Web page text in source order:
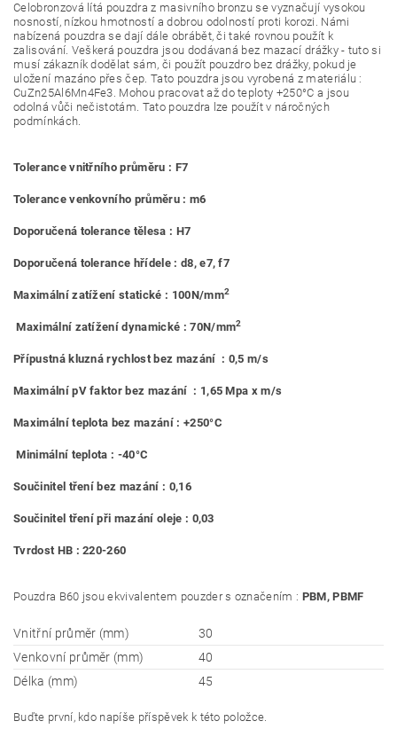
Celobronzová lítá pouzdra z masivního bronzu se vyznačují vysokou
nosností, nízkou hmotností a dobrou odolností proti korozi. Námi
nabízená pouzdra se dají dále obrábět, či také rovnou použít k
zalisování. Veškerá pouzdra jsou dodávaná bez mazací drážky - tuto si
musí zákazník dodělat sám, či použít pouzdro bez drážky, pokud je
uložení mazáno přes čep. Tato pouzdra jsou vyrobená z materiálu :
CuZn25Al6Mn4Fe3. Mohou pracovat až do teploty +250°C a jsou
odolná vůči nečistotám. Tato pouzdra lze použít v náročných
podmínkách.
Tolerance vnitřního průměru : F7
Tolerance venkovního průměru : m6
Doporučená tolerance tělesa : H7
Doporučená tolerance hřídele : d8, e7, f7
Maximální zatížení statické : 100N/mm2
Maximální zatížení dynamické : 70N/mm2
Přípustná kluzná rychlost bez mazání : 0,5 m/s
Maximální pV faktor bez mazání : 1,65 Mpa x m/s
Maximální teplota bez mazání : +250°C
Minimální teplota : -40°C
Součinitel tření bez mazání : 0,16
Součinitel tření při mazání oleje : 0,03
Tvrdost HB : 220-260
Pouzdra B60 jsou ekvivalentem pouzder s označením : PBM, PBMF
Vnitřní průměr (mm)
30
Venkovní průměr (mm)
40
Délka (mm)
45
Buďte první, kdo napíše příspěvek k této položce.